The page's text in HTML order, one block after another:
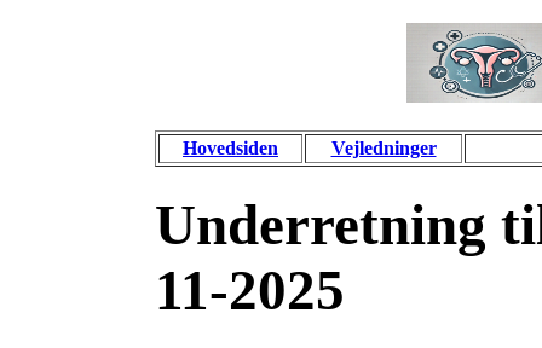
Hovedsiden Vejledninger
Underretning
11-2025